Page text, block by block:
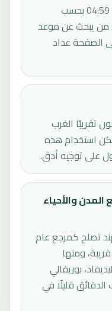
الصلاة القادمة حاليًا هي الفجر عند 04:59 بحسب
من يبحث عن موعد
الصفحة عداد
تقريبًا الغرب
ويمكن استخدام هذه
على توجيه أدق.
والأحياء
تصلح كمرجع عام
ومنها
بوريفالي
الدقائق قليلًا في